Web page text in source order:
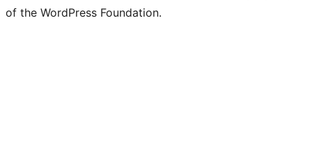
of the WordPress Foundation.